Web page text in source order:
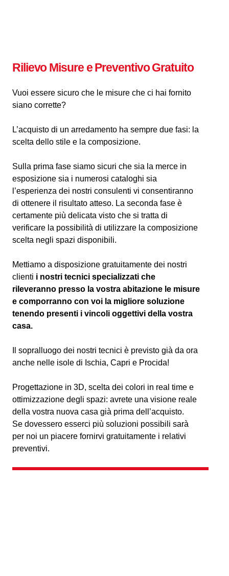
Rilievo Misure e Preventivo Gratuito
Vuoi essere sicuro che le misure che ci hai fornito
siano corrette?
L’acquisto di un arredamento ha sempre due fasi: la
scelta dello stile e la composizione.
Sulla prima fase siamo sicuri che sia la merce in
esposizione sia i numerosi cataloghi sia
l’esperienza dei nostri consulenti vi consentiranno
di ottenere il risultato atteso. La seconda fase è
certamente più delicata visto che si tratta di
verificare la possibilità di utilizzare la composizione
scelta negli spazi disponibili.
Mettiamo a disposizione gratuitamente dei nostri
clienti i nostri tecnici specializzati che
rileveranno presso la vostra abitazione le misure
e comporranno con voi la migliore soluzione
tenendo presenti i vincoli oggettivi della vostra
casa.
Il sopralluogo dei nostri tecnici è previsto già da ora
anche nelle isole di Ischia, Capri e Procida!
Progettazione in 3D, scelta dei colori in real time e
ottimizzazione degli spazi: avrete una visione reale
della vostra nuova casa già prima dell’acquisto.
Se dovessero esserci più soluzioni possibili sarà
per noi un piacere fornirvi gratuitamente i relativi
preventivi.